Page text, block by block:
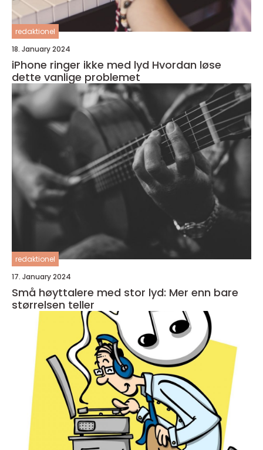
redaktionel
18. January 2024
iPhone ringer ikke med lyd Hvordan løse
dette vanlige problemet
redaktionel
17. January 2024
Små høyttalere med stor lyd: Mer enn bare
størrelsen teller